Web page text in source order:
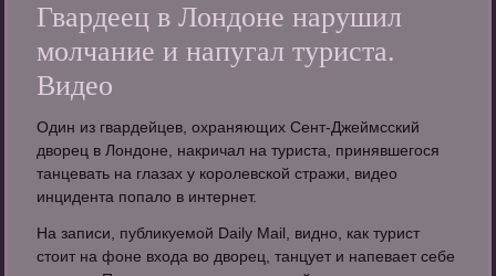
Гвардеец в Лондоне нарушил
молчание и напугал туриста.
Видео
Один из гвардейцев, охраняющих Сент-Джеймсский
дворец в Лондоне, накричал на туриста, принявшегося
танцевать на глазах у королевской стражи, видео
инцидента попало в интернет.
На записи, публикуемой Daily Mail, видно, как турист
стоит на фоне входа во дворец, танцует и напевает себе